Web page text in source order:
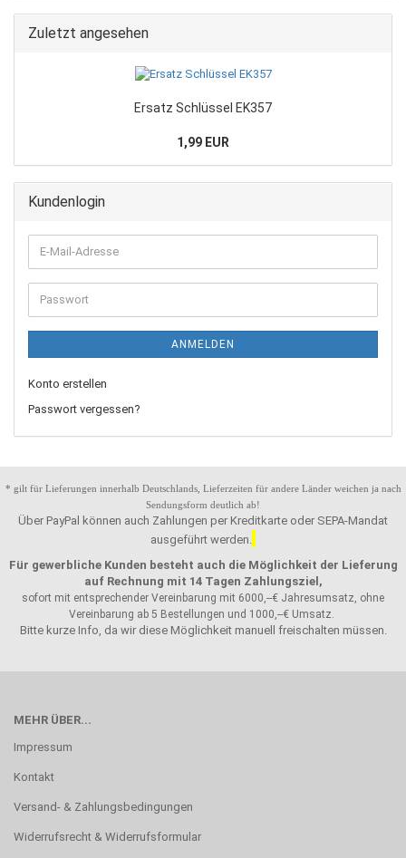
Zuletzt angesehen
Ersatz Schlüssel EK357
1,99 EUR
Kundenlogin
ANMELDEN
Konto erstellen
Passwort vergessen?
* gilt für Lieferungen innerhalb Deutschlands, Lieferzeiten für andere Länder weichen ja nach
Sendungsform deutlich ab!
Über PayPal können auch Zahlungen per Kreditkarte oder SEPA-Mandat
ausgeführt werden.
Für gewerbliche Kunden besteht auch die Möglichkeit der Lieferung
auf Rechnung mit 14 Tagen Zahlungsziel,
sofort mit entsprechender Vereinbarung mit 6000,--€ Jahresumsatz, ohne
Vereinbarung ab 5 Bestellungen und 1000,--€ Umsatz.
Bitte kurze Info, da wir diese Möglichkeit manuell freischalten müssen.
MEHR ÜBER...
Impressum
Kontakt
Versand- & Zahlungsbedingungen
Widerrufsrecht & Widerrufsformular